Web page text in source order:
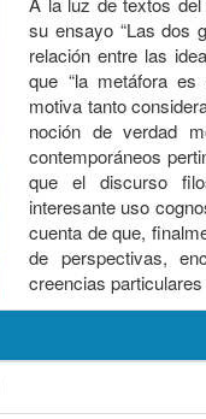
su ensayo “Las dos
relación entre las
que “la metáfora es
motiva tanto
noción de verdad
contemporáneos
que el discurso
interesante uso
cuenta de que,
de perspectivas,
creencias